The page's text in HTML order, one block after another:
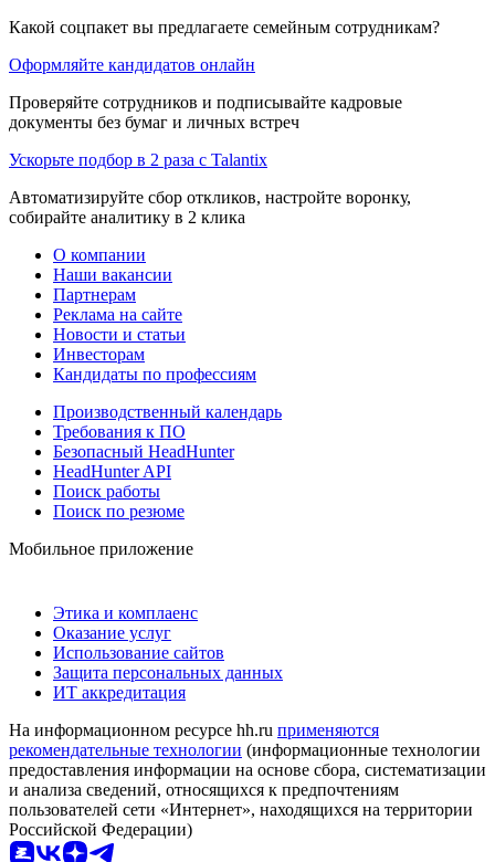
Какой соцпакет вы предлагаете семейным сотрудникам?
Оформляйте кандидатов онлайн
Проверяйте сотрудников и подписывайте кадровые
документы без бумаг и личных встреч
Ускорьте подбор в 2 раза с Talantix
Автоматизируйте сбор откликов, настройте воронку,
собирайте аналитику в 2 клика
О компании
Наши вакансии
Партнерам
Реклама на сайте
Новости и статьи
Инвесторам
Кандидаты по профессиям
Производственный календарь
Требования к ПО
Безопасный HeadHunter
HeadHunter API
Поиск работы
Поиск по резюме
Мобильное приложение
Этика и комплаенс
Оказание услуг
Использование сайтов
Защита персональных данных
ИТ аккредитация
На информационном ресурсе hh.ru применяются
рекомендательные технологии (информационные технологии
предоставления информации на основе сбора, систематизации
и анализа сведений, относящихся к предпочтениям
пользователей сети «Интернет», находящихся на территории
Российской Федерации)